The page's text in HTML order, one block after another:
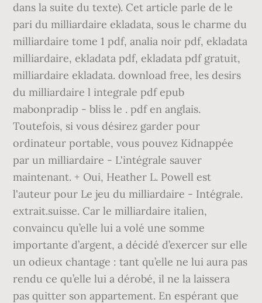
dans la suite du texte). Cet article parle de le
pari du milliardaire ekladata, sous le charme du
milliardaire tome 1 pdf, analia noir pdf, ekladata
milliardaire, ekladata pdf, ekladata pdf gratuit,
milliardaire ekladata. download free, les desirs
du milliardaire l integrale pdf epub
mabonpradip - bliss le . pdf en anglais.
Toutefois, si vous désirez garder pour
ordinateur portable, vous pouvez Kidnappée
par un milliardaire - L'intégrale sauver
maintenant. + Oui, Heather L. Powell est
l'auteur pour Le jeu du milliardaire - Intégrale.
extrait.suisse. Car le milliardaire italien,
convaincu qu’elle lui a volé une somme
importante d’argent, a décidé d’exercer sur elle
un odieux chantage : tant qu’elle ne lui aura pas
rendu ce qu’elle lui a dérobé, il ne la laissera
pas quitter son appartement. En espérant que